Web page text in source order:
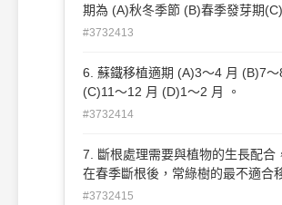
期為 (A)秋冬季節 (B)春季發芽期
芽後 (D)夏季 。
#3732413
6. 蘇鐵移植適期 (A)3～4 月 (B)7～
(C)11～12 月 (D)1～2 月 。
#3732414
7. 斷根處理需要與植物的生長配合
在春季斷根後，常綠樹的最不適合
為 (A)同年的夏天 (B)同年的秋天
#3732415